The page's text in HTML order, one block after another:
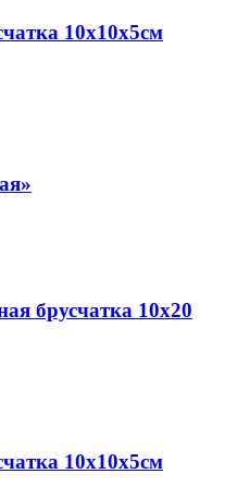
10х10х5см
брусчатка 10х20
10х10х5см